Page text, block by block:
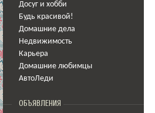
Досуг и хобби
Будь красивой!
Домашние дела
Недвижимость
Карьера
Домашние любимцы
АвтоЛеди
ОБЪЯВЛЕНИЯ